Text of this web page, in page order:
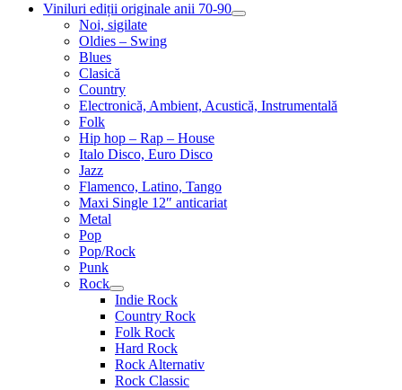
Viniluri ediții originale anii 70-90
Extinde
Noi, sigilate
Oldies – Swing
Blues
Clasică
Country
Electronică, Ambient, Acustică, Instrumentală
Folk
Hip hop – Rap – House
Italo Disco, Euro Disco
Jazz
Flamenco, Latino, Tango
Maxi Single 12″ anticariat
Metal
Pop
Pop/Rock
Punk
Rock
Extinde
meniul
copil
Indie Rock
Country Rock
Folk Rock
Hard Rock
Rock Alternativ
Rock Classic